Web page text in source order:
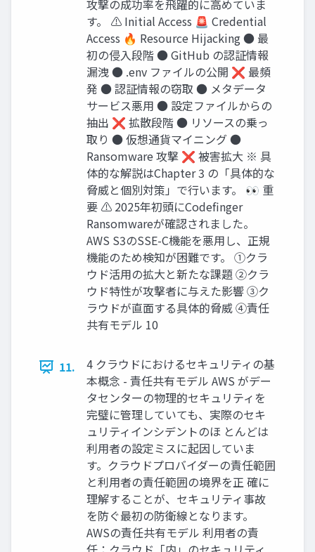
攻撃の成功率を飛躍的に高めていま
す。 ⚠️ Initial Access 🚨 Credential
Access 🔥 Resource Hijacking ● 最
初の侵入段階 ● GitHub の認証情報
漏洩 ● .env ファイルの公開 ❌ 最頻
発 ● 認証情報の窃取 ● メタデータ
サービス悪用 ● 設定ファイルからの
抽出 ❌ 拡散段階 ● リソースの乗っ
取り ● 仮想通貨マイニング ●
Ransomware 攻撃 ❌ 被害拡大 ※ 具
体的な解説はChapter 3 の「具体的な
脅威と個別対策」で行います。 👀 重
要 ⚠️ 2025年初頭にCodefinger
Ransomwareが確認されました。
AWS S3のSSE-C機能を悪用し、正規
機能のため検知が困難です。 ①クラ
ウド活用の拡大と新たな課題 ②クラ
ウド特性が攻撃者に与えた影響 ③ク
ラウドが直面する具体的脅威 ④責任
共有モデル 10
11.
4 クラウドにおけるセキュリティの基
本概念 - 責任共有モデル AWS がデー
タセンターの物理的セキュリティを
完璧に管理していても、実際のセキ
ュリティインシデントのほ とんどは
利用者の設定ミスに起因していま
す。クラウドプロバイダーの責任範囲
と利用者の責任範囲の境界を正 確に
理解することが、セキュリティ事故
を防ぐ最初の防衛線となります。
AWSの責任共有モデル 利⽤者の責